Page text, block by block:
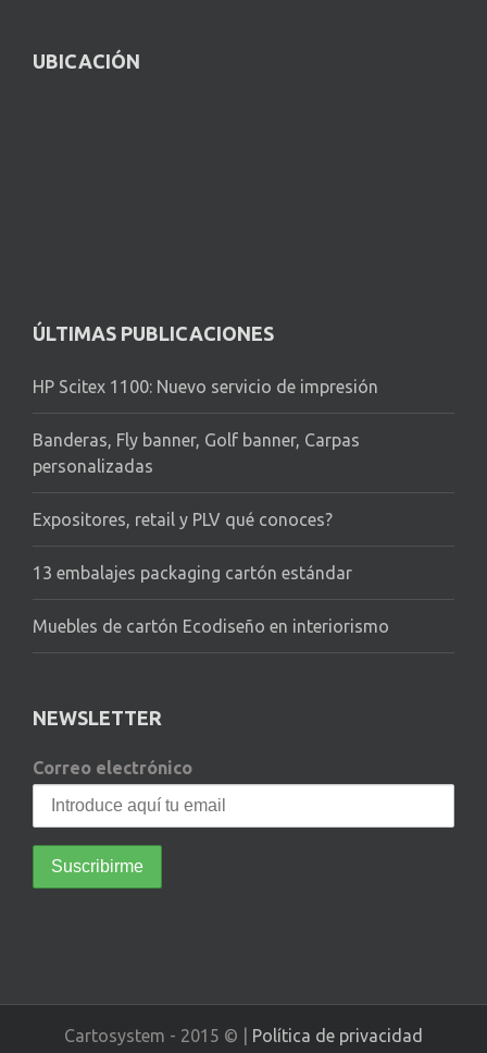
UBICACIÓN
ÚLTIMAS PUBLICACIONES
HP Scitex 1100: Nuevo servicio de impresión
Banderas, Fly banner, Golf banner, Carpas
personalizadas
Expositores, retail y PLV qué conoces?
13 embalajes packaging cartón estándar
Muebles de cartón Ecodiseño en interiorismo
NEWSLETTER
Correo electrónico
Cartosystem - 2015 © | Política de privacidad